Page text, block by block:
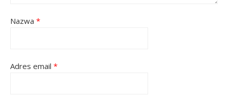
Nazwa *
Adres email *